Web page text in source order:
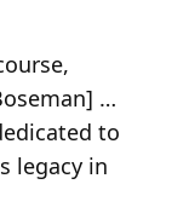
…
to
legacy in